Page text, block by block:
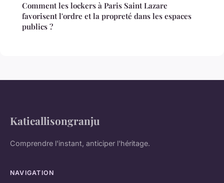
Comment les lockers à Paris Saint Lazare
favorisent l'ordre et la propreté dans les espaces
publics ?
Katieallisongranju
Comprendre l'instant, anticiper l'héritage.
NAVIGATION